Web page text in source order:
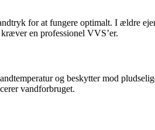
for at fungere optimalt. I ældre
en professionel VVS’er.
og beskytter mod
vandforbruget.